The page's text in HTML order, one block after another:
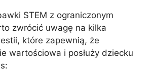
STEM z ograniczonym
zwrócić uwagę na kilka
które zapewnią, że
wartościowa i posłuży dziecku